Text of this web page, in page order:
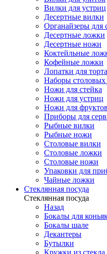
Вилки для устриц
Десертные вилки
Органайзеры для
Десертные ложки
Десертные ножи
Коктейльные
Кофейные ложки
Лопатки для торта
Наборы столовых
Ножи для стейка
Ножи для устриц
Ножи для фруктов
Приборы для
Рыбные вилки
Рыбные ножи
Столовые вилки
Столовые ложки
Столовые ножи
Упаковки для
Чайные ложки
Стеклянная посуда
Стеклянная посуда
Назад
Бокалы для
Бокалы шале
Декантеры
Бутылки
Кружки из стекла